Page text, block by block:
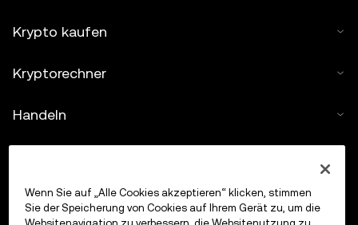
Krypto kaufen
Kryptorechner
Handeln
Wenn Sie auf „Alle Cookies akzeptieren“ klicken, stimmen
Sie der Speicherung von Cookies auf Ihrem Gerät zu, um die